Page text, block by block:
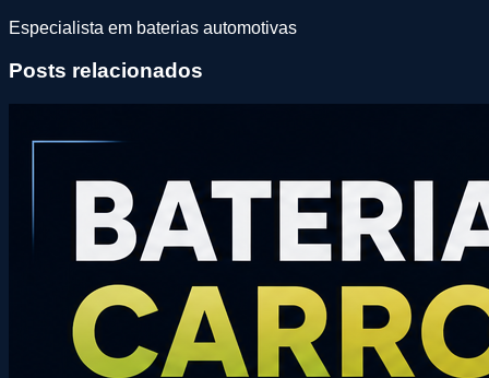
Especialista em baterias automotivas
Posts relacionados